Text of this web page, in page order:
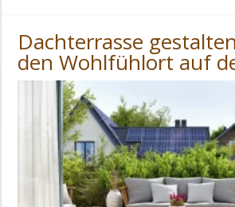
Dachterrasse
den Wohlfühlort auf